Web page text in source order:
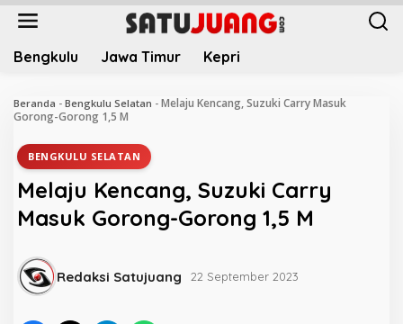
L
Bengkulu Jawa Timur Kepri
Beranda - Bengkulu Selatan - Melaju Kencang, Suzuki Carry Masuk
Gorong-Gorong 1,5 M
BENGKULU SELATAN
Melaju Kencang, Suzuki Carry
Masuk Gorong-Gorong 1,5 M
Redaksi Satujuang 22 September 2023